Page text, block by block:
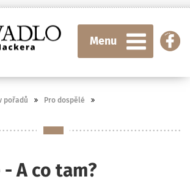
Menu
pořadů
Pro dospělé
A co tam?